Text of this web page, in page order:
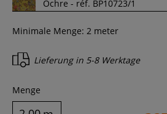
Minimale Menge: 2 meter
Lieferung in 5-8 Werktage
Menge